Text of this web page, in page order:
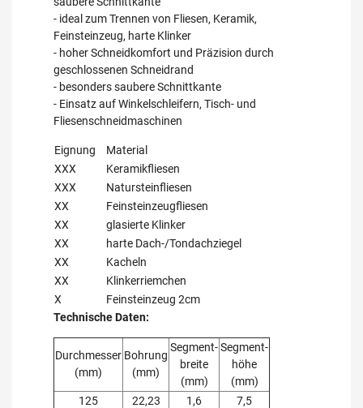
- ideal zum Trennen von Fliesen, Keramik,
Feinsteinzeug, harte Klinker
- hoher Schneidkomfort und Präzision durch
geschlossenen Schneidrand
- besonders saubere Schnittkante
- Einsatz auf Winkelschleifern, Tisch- und
Fliesenschneidmaschinen
Eignung
Material
XXX
Keramikfliesen
XXX
Natursteinfliesen
XX
Feinsteinzeugfliesen
XX
glasierte Klinker
XX
harte Dach-/Tondachziegel
XX
Kacheln
XX
Klinkerriemchen
X
Feinsteinzeug 2cm
Technische Daten:
Durchmesser
(mm)
Bohrung
(mm)
Segment-
breite
(mm)
Segment-
höhe
(mm)
125
22,23 1,6
7,5